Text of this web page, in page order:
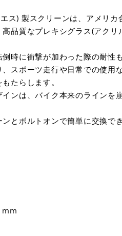
ス) 製スクリーンは、アメリ
品質なプレキシグラス(アクリ
時に衝撃が加わった際の耐性
スポーツ走行や日常での使用
たらします。
ンは、バイク本来のラインを
とボルトオンで簡単に交換でき
mm